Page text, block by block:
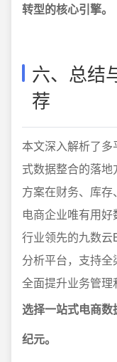
转型的核心引擎。
六、总结
荐
本文深入解析了
式数据整合的落
方案在财务、库存
电商企业唯有用好
行业领先的九数
分析平台，支持
全面提升业务管理
选择一站式电商
纪元。